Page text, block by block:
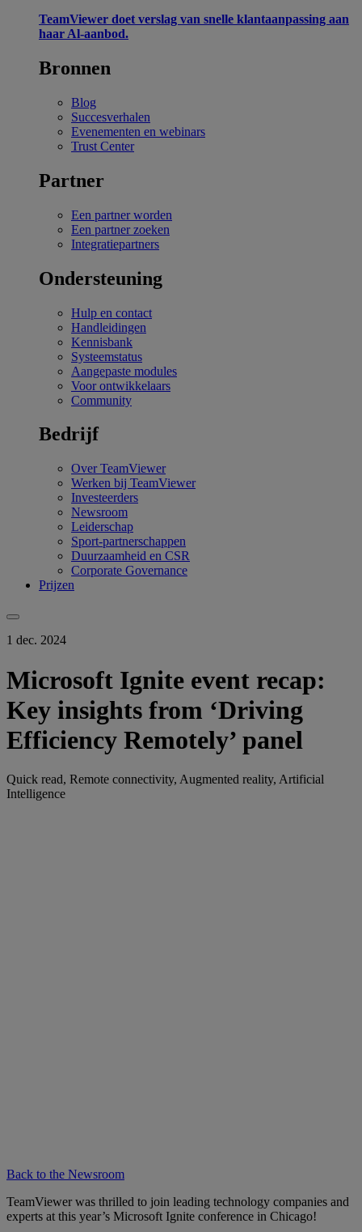
TeamViewer doet verslag van snelle klantaanpassing aan
haar Al-aanbod.
Bronnen
Blog
Succesverhalen
Evenementen en webinars
Trust Center
Partner
Een partner worden
Een partner zoeken
Integratiepartners
Ondersteuning
Hulp en contact
Handleidingen
Kennisbank
Systeemstatus
Aangepaste modules
Voor ontwikkelaars
Community
Bedrijf
Over TeamViewer
Werken bij TeamViewer
Investeerders
Newsroom
Leiderschap
Sport-partnerschappen
Duurzaamheid en CSR
Corporate Governance
Prijzen
1 dec. 2024
Microsoft Ignite event recap:
Key insights from ‘Driving
Efficiency Remotely’ panel
Quick read, Remote connectivity, Augmented reality, Artificial
Intelligence
Back to the Newsroom
TeamViewer was thrilled to join leading technology companies and
experts at this year’s Microsoft Ignite conference in Chicago!